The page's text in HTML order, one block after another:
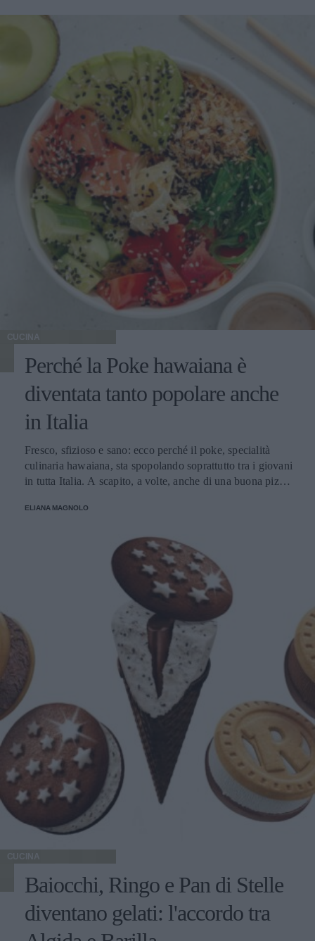
CUCINA
Perché la Poke hawaiana è
diventata tanto popolare anche
in Italia
Fresco, sfizioso e sano: ecco perché il poke, specialità
culinaria hawaiana, sta spopolando soprattutto tra i giovani
in tutta Italia. A scapito, a volte, anche di una buona pizza.
ELIANA MAGNOLO
CUCINA
Baiocchi, Ringo e Pan di Stelle
diventano gelati: l'accordo tra